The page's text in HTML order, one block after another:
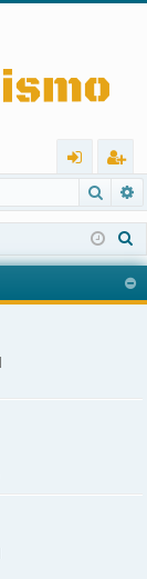
ra
r
eg
ist
ra
e
s